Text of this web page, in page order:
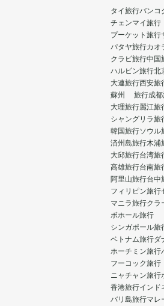
タイ旅行バンコ
チェンマイ旅行
プーケット旅行
パタヤ旅行カオ
クラビ旅行中国
ハルビン旅行北
大連旅行西安旅
蘇州 旅行成
大理旅行麗江旅
シャングリラ旅
韓国旅行ソウル
済州島旅行木浦
大邱旅行台湾旅
高雄旅行台南旅
阿里山旅行台中
フィリピン旅行
マニラ旅行クラ
ボホール旅行
シンガポール旅
ベトナム旅行ダ
ホーチミン旅行
フーコック旅行
ニャチャン旅行
香港旅行インド
バリ島旅行マレ